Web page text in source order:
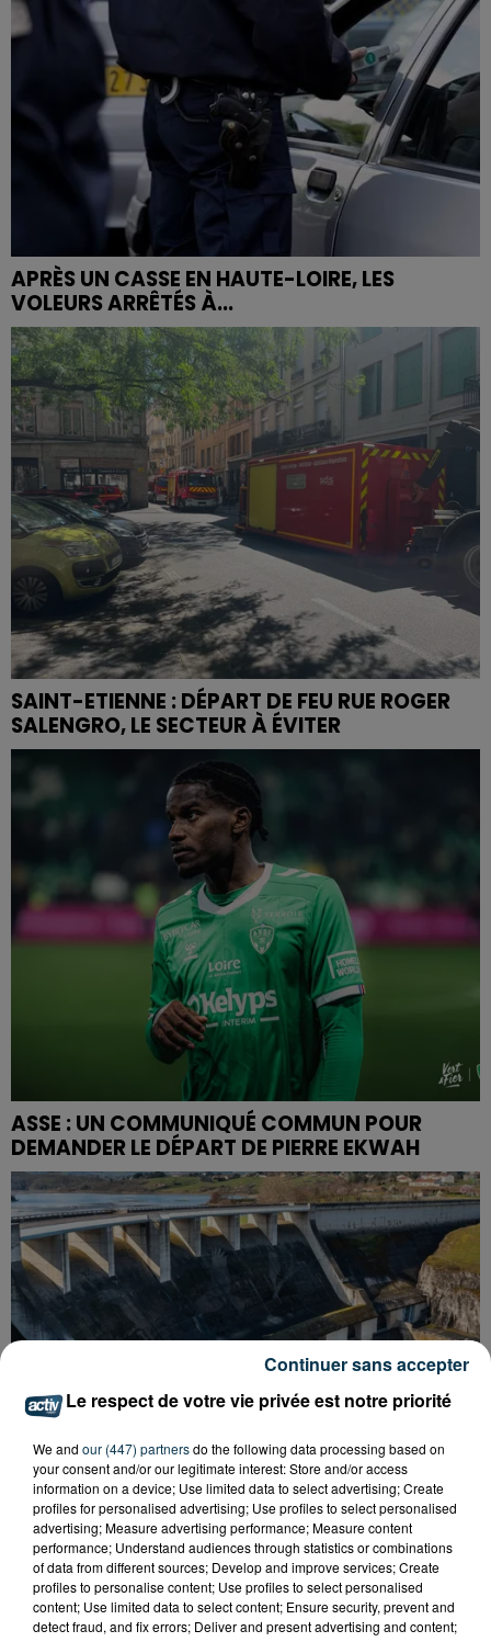
APRÈS UN CASSE EN HAUTE-LOIRE, LES
VOLEURS ARRÊTÉS À...
SAINT-ETIENNE : DÉPART DE FEU RUE ROGER
SALENGRO, LE SECTEUR À ÉVITER
ASSE : UN COMMUNIQUÉ COMMUN POUR
DEMANDER LE DÉPART DE PIERRE EKWAH
CYANOBACTÉRIES : LE PRÉFÊT PREND UN
ARRÊTÉ POUR LES ACTIVITÉS DE...
Le respect de votre vie privée est notre priorité
We and our (447) partnersdo the following data processing based on
your consent and/or our legitimate interest: Store and/or access
information on a device; Use limited data to select advertising; Create
profiles for personalised advertising; Use profiles to select personalised
advertising; Measure advertising performance; Measure content
performance; Understand audiences through statistics or combinations
of data from different sources; Develop and improve services; Create
profiles to personalise content; Use profiles to select personalised
content; Use limited data to select content; Ensure security, prevent and
detect fraud, and fix errors; Deliver and present advertising and content;
Continuer sans accepter